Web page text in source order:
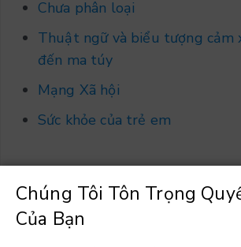
Chưa phân loại
Thuật ngữ và biểu tượng cảm
đến ma túy
Mạng Xã hội
Sức khỏe của trẻ em
Chọn một ngôn ngữ
Chúng Tôi Tôn Trọng
Của Bạn